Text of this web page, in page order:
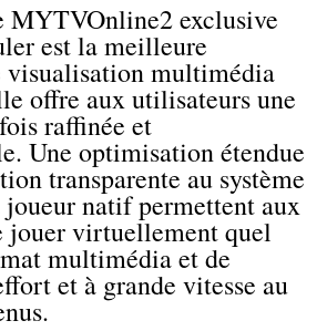
MYTVOnline2 exclusive
est la meilleure
visualisation multimédia
offre aux utilisateurs une
raffinée et
Une optimisation étendue
transparente au système
natif permettent aux
jouer virtuellement quel
multimédia et de
et à grande vitesse au